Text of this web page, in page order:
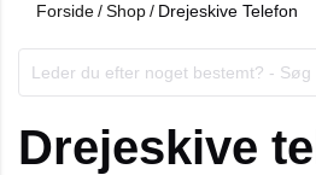
Forside/Shop/ Drejeskive Telefon
Drejeskive